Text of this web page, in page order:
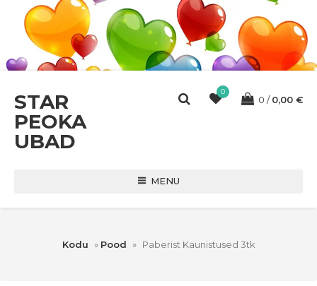
STAR
PEOKA
UBAD
0
0 0,00 €
MENU
Kodu » Pood » Paberist Kaunistused 3tk